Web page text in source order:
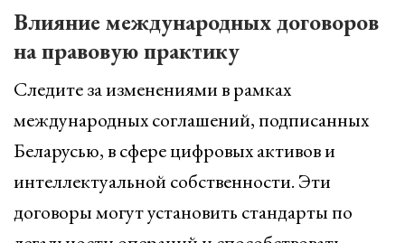
Влияние международных договоров
на правовую практику
Следите за изменениями в рамках
международных соглашений, подписанных
Беларусью, в сфере цифровых активов и
интеллектуальной собственности. Эти
договоры могут установить стандарты по